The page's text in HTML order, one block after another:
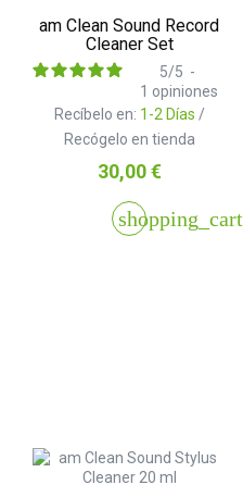
am Clean Sound Record
Cleaner Set
Recíbelo en: 1-2 Días /
Recógelo en tienda
5/5 -
1 opiniones
Precio
30,00 €
shopping_cart